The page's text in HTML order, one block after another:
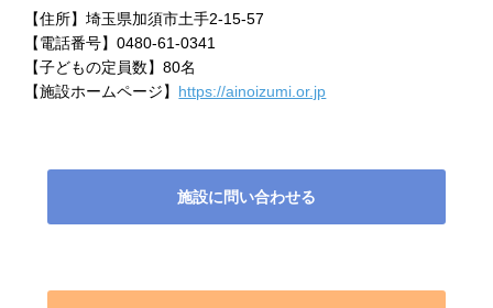
【住所】埼玉県加須市土手2-15-57
【電話番号】0480-61-0341
【子どもの定員数】80名
【施設ホームページ】 https://ainoizumi.or.jp
施設に問い合わせる